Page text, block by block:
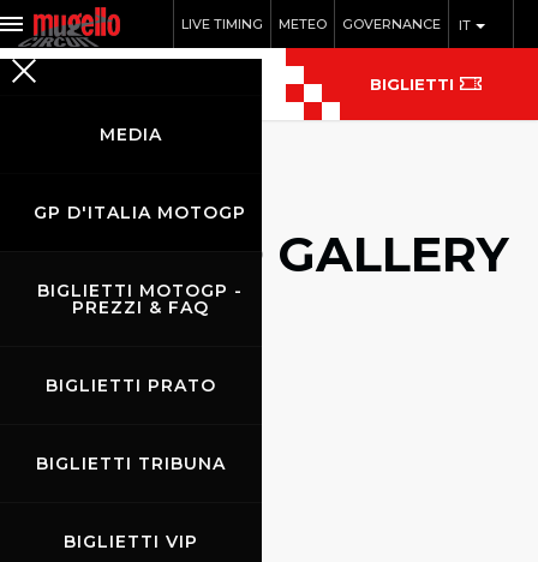
IT
LIVE TIMING METEO GOVERNANCE
MEDIA
GP D'ITALIA MOTOGP
BIGLIETTI MOTOGP -
PREZZI & FAQ
BIGLIETTI PRATO
BIGLIETTI TRIBUNA
BIGLIETTI VIP
BIGLIETTI
PHOTO GALLERY
AUTO